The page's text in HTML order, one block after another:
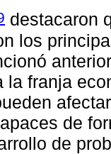
destacaron
los
la franja
de
de